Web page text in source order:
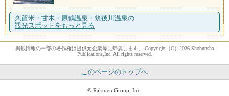
久留米・甘木・原鶴温泉・筑後川温泉の
観光スポットをもっと見る
掲載情報の一部の著作権は提供元企業等に帰属します。 Copyright（C）2026 Shobunsha
Publications,Inc. All rights reserved.
このページのトップへ
© Rakuten Group, Inc.